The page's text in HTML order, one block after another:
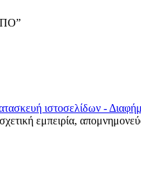
ιστοσελίδων -
εμπειρία,